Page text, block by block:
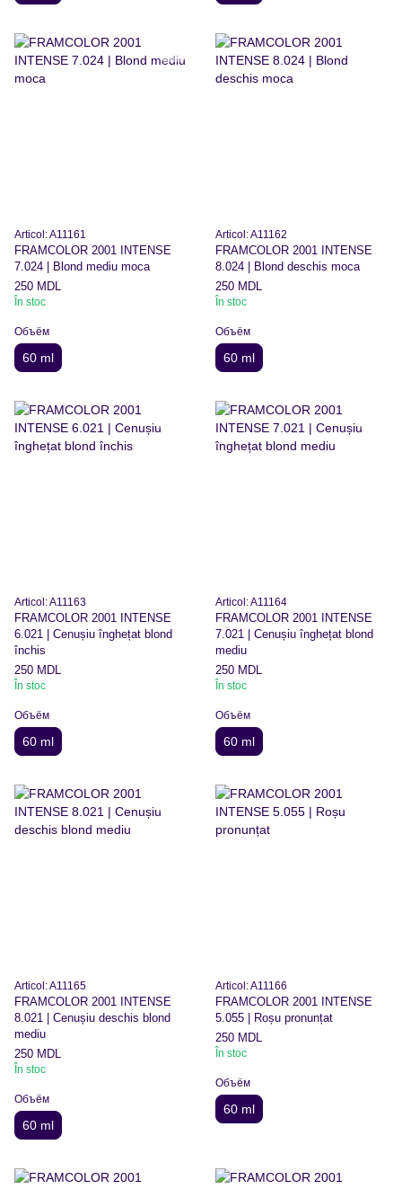
Articol: A11161
FRAMCOLOR 2001 INTENSE
7.024 | Blond mediu moca
250 MDL
În stoc
Объём
60 ml
Articol: A11162
FRAMCOLOR 2001 INTENSE
8.024 | Blond deschis moca
250 MDL
În stoc
Объём
60 ml
Articol: A11163
FRAMCOLOR 2001 INTENSE
6.021 | Cenușiu înghețat blond
închis
250 MDL
În stoc
Объём
60 ml
Articol: A11164
FRAMCOLOR 2001 INTENSE
7.021 | Cenușiu înghețat blond
mediu
250 MDL
În stoc
Объём
60 ml
Articol: A11165
FRAMCOLOR 2001 INTENSE
8.021 | Cenușiu deschis blond
mediu
250 MDL
În stoc
Объём
60 ml
Articol: A11166
FRAMCOLOR 2001 INTENSE
5.055 | Roșu pronunțat
250 MDL
În stoc
Объём
60 ml